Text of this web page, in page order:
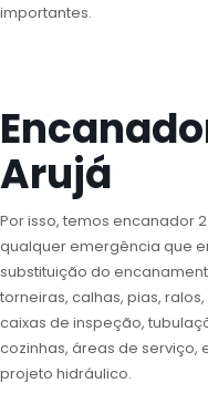
importantes.
Arujá
Por isso, temos encanador
qualquer emergência que
substituição do
torneiras, calhas, pias,
caixas de inspeção,
cozinhas, áreas de serviço,
projeto hidráulico.